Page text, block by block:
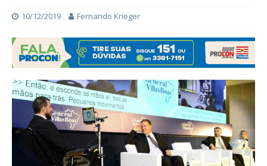
10/12/2019 Fernando Krieger